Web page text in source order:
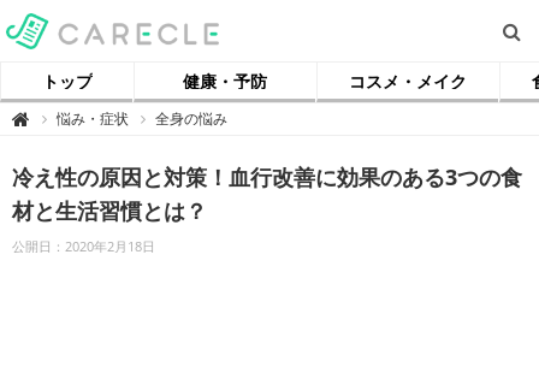
トップ 健康・予防 コスメ・メイク
 【
ル
】
悩み・症状 全身の悩み
冷え性の原因と対策！血行改善に効果のある3つの食
材と生活習慣とは？
公開日：2020年2月18日